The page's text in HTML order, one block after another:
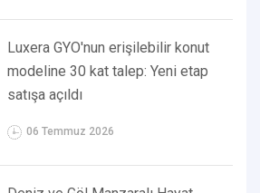
Luxera GYO'nun erişilebilir konut
modeline 30 kat talep: Yeni etap
satışa açıldı
06 Temmuz 2026